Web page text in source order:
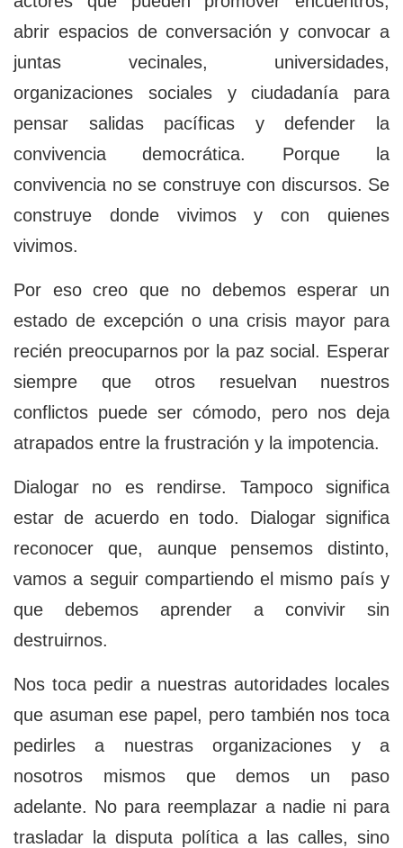
abrir espacios de conversación y convocar a
juntas vecinales, universidades,
organizaciones sociales y ciudadanía para
pensar salidas pacíficas y defender la
convivencia democrática. Porque la
convivencia no se construye con discursos. Se
construye donde vivimos y con quienes
vivimos.
Por eso creo que no debemos esperar un
estado de excepción o una crisis mayor para
recién preocuparnos por la paz social. Esperar
siempre que otros resuelvan nuestros
conflictos puede ser cómodo, pero nos deja
atrapados entre la frustración y la impotencia.
Dialogar no es rendirse. Tampoco significa
estar de acuerdo en todo. Dialogar significa
reconocer que, aunque pensemos distinto,
vamos a seguir compartiendo el mismo país y
que debemos aprender a convivir sin
destruirnos.
Nos toca pedir a nuestras autoridades locales
que asuman ese papel, pero también nos toca
pedirles a nuestras organizaciones y a
nosotros mismos que demos un paso
adelante. No para reemplazar a nadie ni para
trasladar la disputa política a las calles, sino